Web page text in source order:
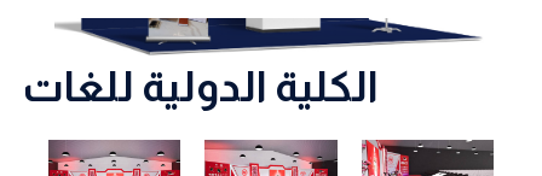
الكلية الدولية للغات